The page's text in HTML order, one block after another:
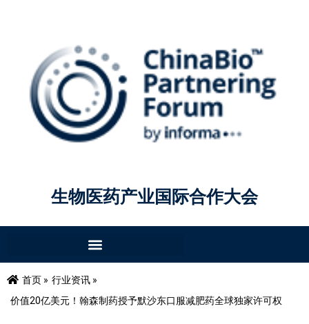
生物医药产业国际合作大会
首页 » 行业资讯 »
价值20亿美元！翰森制药授予默沙东口服减肥药全球独家许可权